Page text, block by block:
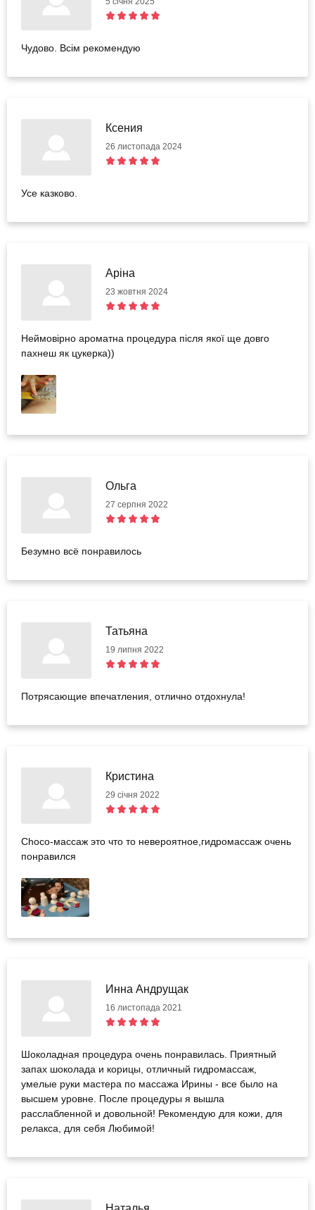
Чудово. Всім рекомендую
Ксения
26 листопада 2024
Усе казково.
Аріна
23 жовтня 2024
Неймовірно ароматна процедура після якої ще довго
пахнеш як цукерка))
Ольга
27 серпня 2022
Безумно всё понравилось
Татьяна
19 липня 2022
Потрясающие впечатления, отлично отдохнула!
Кристина
29 січня 2022
Choco-массаж это что то невероятное,гидромассаж очень
понравился
Инна Андрущак
16 листопада 2021
Шоколадная процедура очень понравилась. Приятный
запах шоколада и корицы, отличный гидромассаж,
умелые руки мастера по массажа Ирины - все было на
высшем уровне. После процедуры я вышла
расслабленной и довольной! Рекомендую для кожи, для
релакса, для себя Любимой!